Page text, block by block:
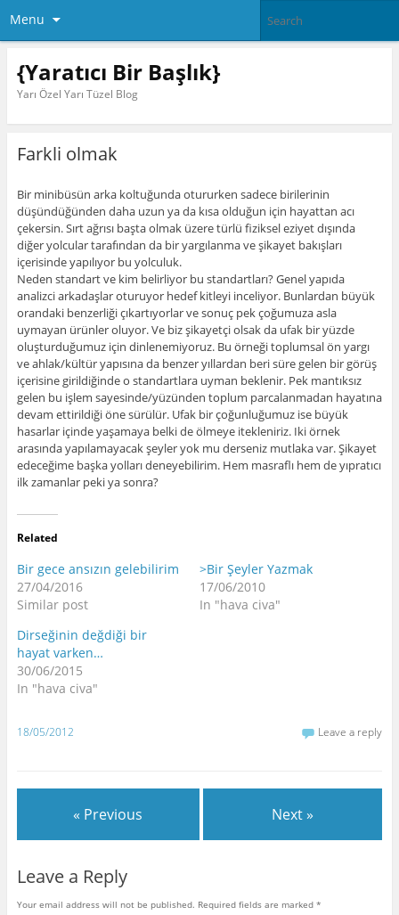
Menu
{Yaratıcı Bir Başlık}
Yarı Özel Yarı Tüzel Blog
Farkli olmak
Bir minibüsün arka koltuğunda otururken sadece birilerinin
düşündüğünden daha uzun ya da kısa olduğun için hayattan acı
çekersin. Sırt ağrısı başta olmak üzere türlü fiziksel eziyet dışında
diğer yolcular tarafından da bir yargılanma ve şikayet bakışları
içerisinde yapılıyor bu yolculuk.
Neden standart ve kim belirliyor bu standartları? Genel yapıda
analizci arkadaşlar oturuyor hedef kitleyi inceliyor. Bunlardan büyük
orandaki benzerliği çıkartıyorlar ve sonuç pek çoğumuza asla
uymayan ürünler oluyor. Ve biz şikayetçi olsak da ufak bir yüzde
oluşturduğumuz için dinlenemiyoruz. Bu örneği toplumsal ön yargı
ve ahlak/kültür yapısına da benzer yıllardan beri süre gelen bir görüş
içerisine girildiğinde o standartlara uyman beklenir. Pek mantıksız
gelen bu işlem sayesinde/yüzünden toplum parcalanmadan hayatına
devam ettirildiği öne sürülür. Ufak bir çoğunluğumuz ise büyük
hasarlar içinde yaşamaya belki de ölmeye itekleniriz. Iki örnek
arasında yapılamayacak şeyler yok mu derseniz mutlaka var. Şikayet
edeceğime başka yolları deneyebilirim. Hem masraflı hem de yıpratıcı
ilk zamanlar peki ya sonra?
Related
Bir gece ansızın gelebilirim
27/04/2016
Similar post
>Bir Şeyler Yazmak
17/06/2010
In "hava civa"
Dirseğinin değdiği bir
hayat varken…
30/06/2015
In "hava civa"
18/05/2012 Leave a reply
« Previous Next »
Leave a Reply
Your email address will not be published. Required fields are marked *